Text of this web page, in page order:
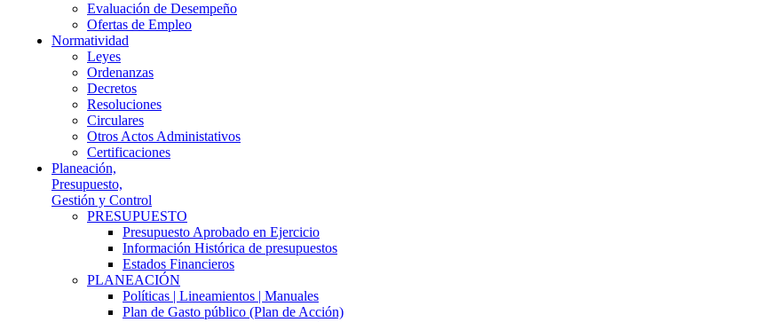
Evaluación de Desempeño
Ofertas de Empleo
Normatividad
Leyes
Ordenanzas
Decretos
Resoluciones
Circulares
Otros Actos Administativos
Certificaciones
Planeación,
Presupuesto,
Gestión y Control
PRESUPUESTO
Presupuesto Aprobado en Ejercicio
Información Histórica de presupuestos
Estados Financieros
PLANEACIÓN
Políticas | Lineamientos | Manuales
Plan de Gasto público (Plan de Acción)